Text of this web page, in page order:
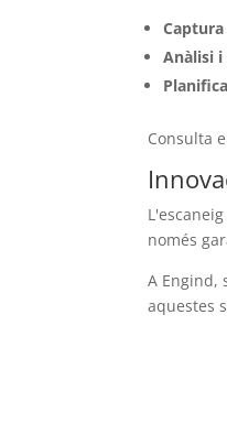
Anàlisi
Consulta
només
A Engind,
aquestes